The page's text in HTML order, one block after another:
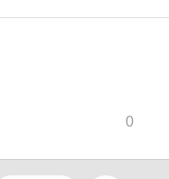
0